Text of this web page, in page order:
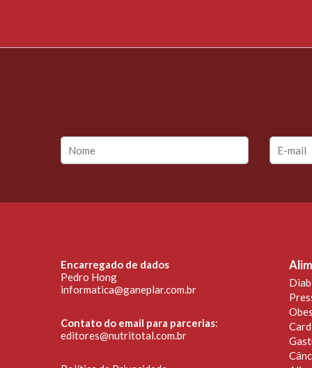
Encarregado de dados
Pedro Hong
informatica@ganeplar.com.br
Contato do email para parcerias:
editores@nutritotal.com.br